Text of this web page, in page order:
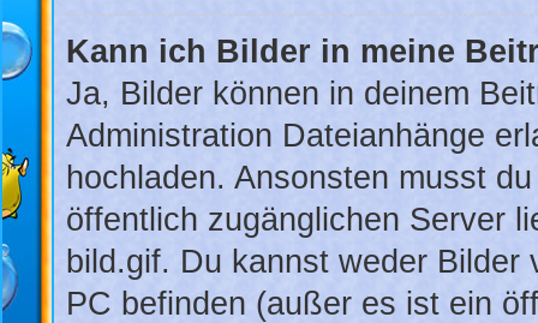
Kann ich Bilder in meine
Ja, Bilder können in deinem
Administration Dateianhänge
hochladen. Ansonsten musst
öffentlich zugänglichen Server
bild.gif. Du kannst weder
PC befinden (außer es ist ein